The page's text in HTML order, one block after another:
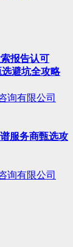
报告认可
避坑全攻略
询有限公司
服务商甄选攻
询有限公司